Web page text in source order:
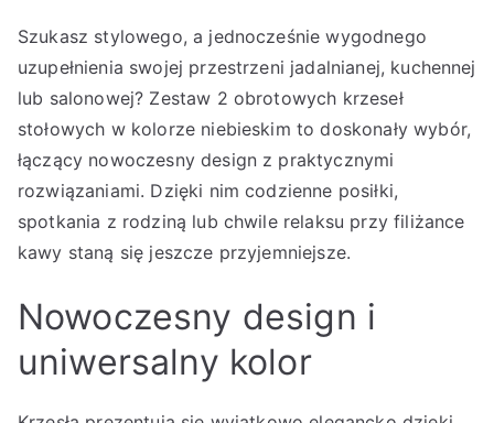
Szukasz stylowego, a jednocześnie wygodnego
uzupełnienia swojej przestrzeni jadalnianej, kuchennej
lub salonowej? Zestaw 2 obrotowych krzeseł
stołowych w kolorze niebieskim to doskonały wybór,
łączący nowoczesny design z praktycznymi
rozwiązaniami. Dzięki nim codzienne posiłki,
spotkania z rodziną lub chwile relaksu przy filiżance
kawy staną się jeszcze przyjemniejsze.
Nowoczesny design i
uniwersalny kolor